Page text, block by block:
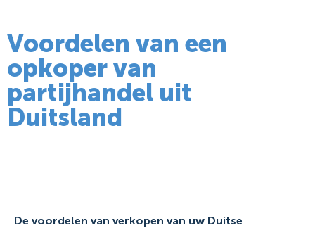
Voordelen van een
opkoper van
partijhandel uit
Duitsland
De voordelen van verkopen van uw Duitse